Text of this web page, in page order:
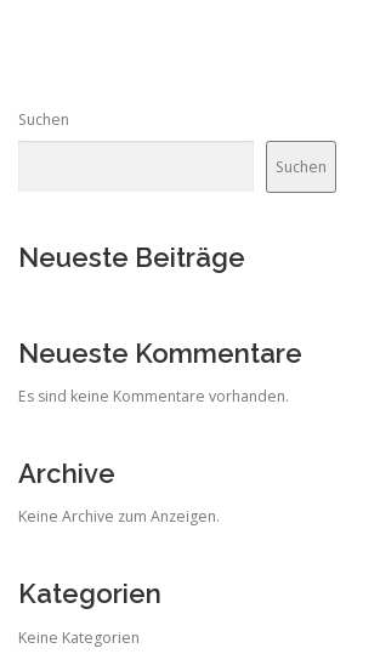
Suchen
Suchen
Neueste Beiträge
Neueste Kommentare
Es sind keine Kommentare vorhanden.
Archive
Keine Archive zum Anzeigen.
Kategorien
Keine Kategorien